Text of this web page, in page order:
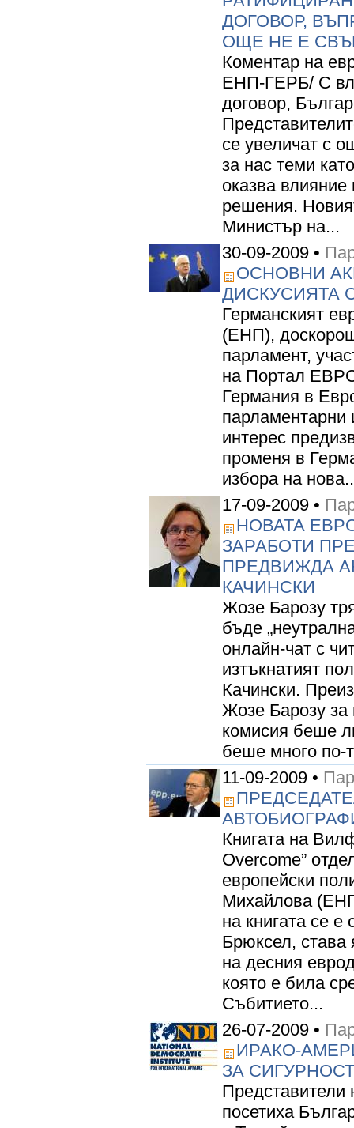
ДОГОВОР,
ОЩЕ НЕ Е
Коментар на
ЕНП-ГЕРБ/ С
договор,
се увеличат с
за нас теми
оказва влияние
решения.
Министър на...
30-09-2009 •
ОСНОВНИ
ДИСКУСИЯТА
Германският
(ЕНП),
парламент,
на Портал
Германия в
парламентарни
интерес
променя в
избора на
17-09-2009 •
НОВАТА
ЗАРАБОТИ
ПРЕДВИЖДА
КАЧИНСКИ
Жозе Барозу
бъде
онлайн-чат с
изтъкнатият
Качински.
Жозе Барозу за
комисия беше
беше много по-
11-09-2009 •
Книгата на
Overcome”
европейски
Михайлова
на книгата се е
Брюксел, става
на десния
която е била
Събитието...
26-07-2009 •
ИРАКО-
ЗА СИГУРНОСТ
Представители
посетиха